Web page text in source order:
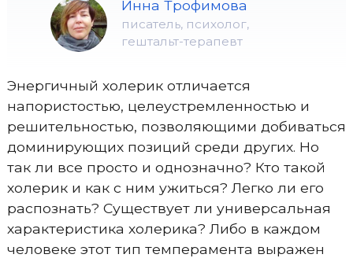
Инна Трофимова
писатель, психолог,
гештальт-терапевт
Энергичный холерик отличается
напористостью, целеустремленностью и
решительностью, позволяющими добиваться
доминирующих позиций среди других. Но
так ли все просто и однозначно? Кто такой
холерик и как с ним ужиться? Легко ли его
распознать? Существует ли универсальная
характеристика холерика? Либо в каждом
человеке этот тип темперамента выражен